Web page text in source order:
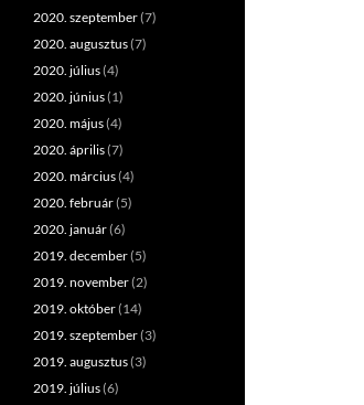
2020. szeptember(7)
2020. augusztus(7)
2020. július(4)
2020. június(1)
2020. május(4)
2020. április(7)
2020. március(4)
2020. február(5)
2020. január(6)
2019. december(5)
2019. november(2)
2019. október(14)
2019. szeptember(3)
2019. augusztus(3)
2019. július(6)